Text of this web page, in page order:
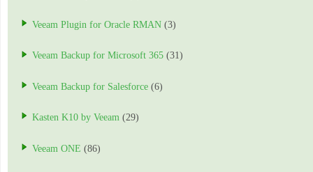
Veeam Plugin for Oracle RMAN (3)
Veeam Backup for Microsoft 365 (31)
Veeam Backup for Salesforce (6)
Kasten K10 by Veeam (29)
Veeam ONE (86)